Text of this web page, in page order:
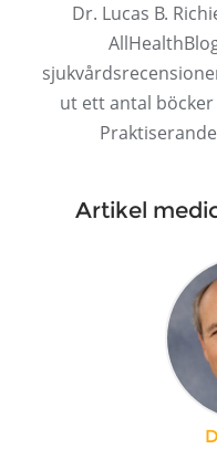
Dr. Lucas B.
ut ett antal
Artikel